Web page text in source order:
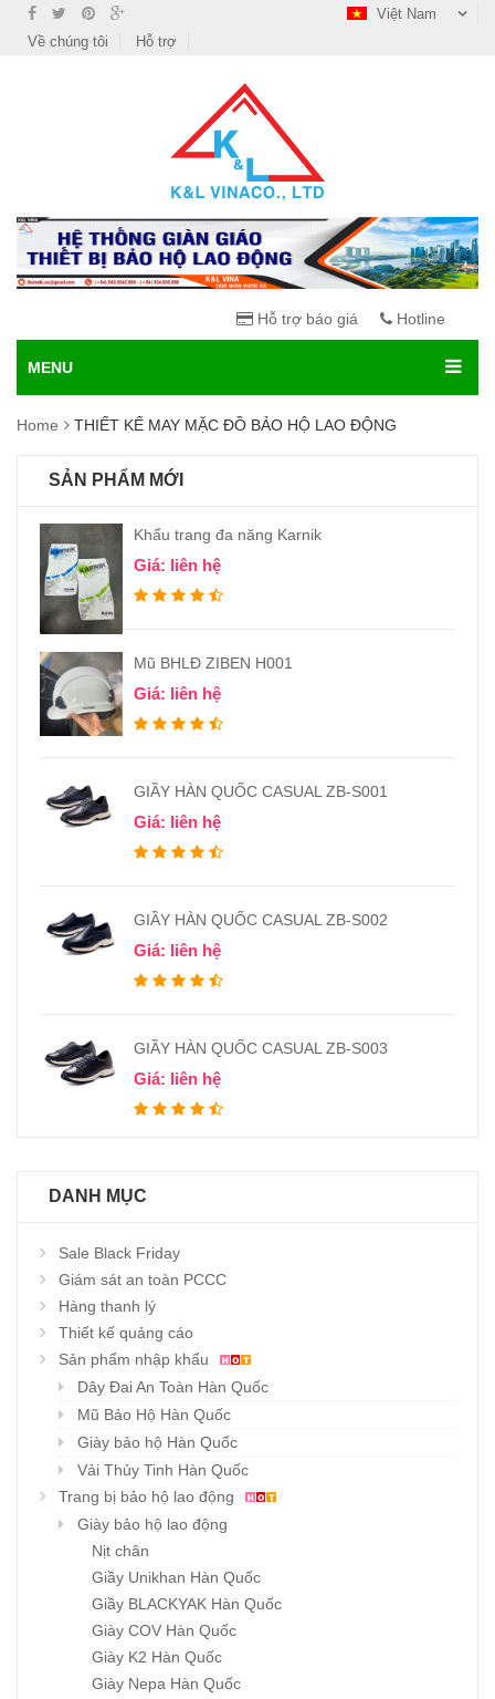
Việt Nam
Về chúng tôi
Hỗ trợ
Hỗ trợ báo giá Hotline
MENU
Home THIẾT KẾ MAY MẶC ĐỒ BẢO HỘ LAO ĐỘNG
SẢN PHẨM MỚI
Khẩu trang đa năng Karnik
Giá: liên hệ
Mũ BHLĐ ZIBEN H001
Giá: liên hệ
GIẦY HÀN QUỐC CASUAL ZB-S001
Giá: liên hệ
GIẦY HÀN QUỐC CASUAL ZB-S002
Giá: liên hệ
GIẦY HÀN QUỐC CASUAL ZB-S003
Giá: liên hệ
DANH MỤC
Sale Black Friday
Giám sát an toàn PCCC
Hàng thanh lý
Thiết kế quảng cáo
Sản phẩm nhập khẩu
Dây Đai An Toàn Hàn Quốc
Mũ Bảo Hộ Hàn Quốc
Giày bảo hộ Hàn Quốc
Vải Thủy Tinh Hàn Quốc
Trang bị bảo hộ lao động
Giày bảo hộ lao động
Nịt chân
Giầy Unikhan Hàn Quốc
Giầy BLACKYAK Hàn Quốc
Giày COV Hàn Quốc
Giày K2 Hàn Quốc
Giày Nepa Hàn Quốc